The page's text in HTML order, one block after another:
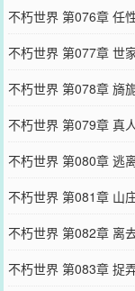
不朽世界 第076章 任
不朽世界 第077章 世
不朽世界 第078章 旖
不朽世界 第079章 真
不朽世界 第080章 逃
不朽世界 第081章 山
不朽世界 第082章 离
不朽世界 第083章 捉